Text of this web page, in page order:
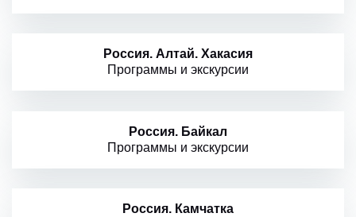
Россия. Алтай. Хакасия
Программы и экскурсии
Россия. Байкал
Программы и экскурсии
Россия. Камчатка